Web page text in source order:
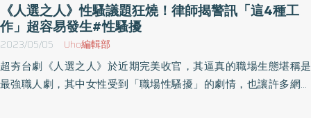
《人選之人》性騷議題狂燒！律師揭警訊「這4種工
作」超容易發生#性騷擾
2023/05/05 Uho編輯部
超夯台劇《人選之人》於近期完美收官，其逼真的職場生態堪稱是
最強職人劇，其中女性受到「職場性騷擾」的劇情，也讓許多網友